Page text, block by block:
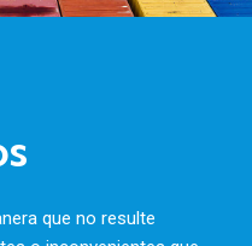
que no resulte